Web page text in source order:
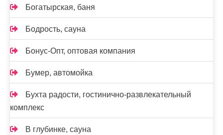
Богатырская, баня
Бодрость, сауна
Бонус-Опт, оптовая компания
Бумер, автомойка
Бухта радости, гостинично-развлекательный
комплекс
В глубинке, сауна